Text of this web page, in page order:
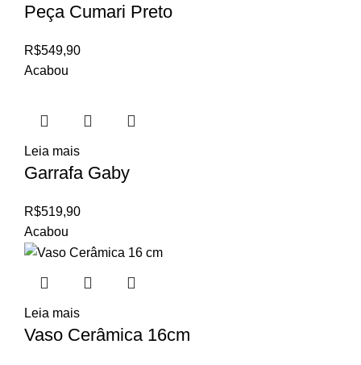
Peça Cumari Preto
R$549,90
Acabou
Leia mais
Garrafa Gaby
R$519,90
Acabou
Leia mais
Vaso Cerâmica 16cm